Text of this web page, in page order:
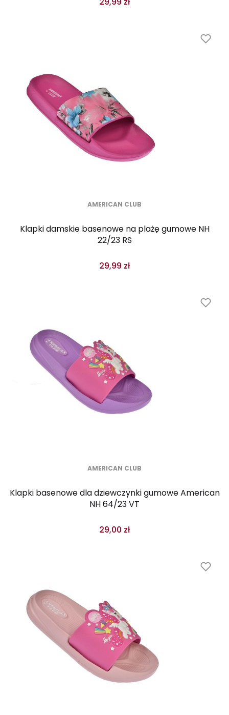
AMERICAN CLUB
Klapki damskie basenowe na plażę gumowe NH
22/23 RS
29,99 zł
AMERICAN CLUB
Klapki basenowe dla dziewczynki gumowe American
NH 64/23 VT
29,00 zł